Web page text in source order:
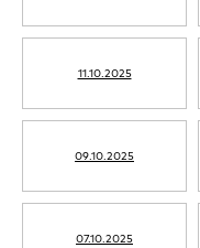
11.10.2025
09.10.2025
07.10.2025